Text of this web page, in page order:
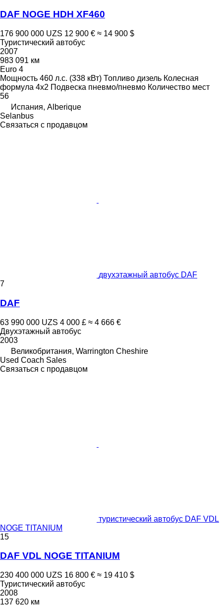
DAF NOGE HDH XF460
176 900 000 UZS 12 900 € ≈ 14 900 $
Туристический автобус
2007
983 091 км
Euro 4
Мощность 460 л.с. (338 кВт) Топливо дизель Колесная
формула 4x2 Подвеска пневмо/пневмо Количество мест
56
Испания, Alberique
Selanbus
Связаться с продавцом
двухэтажный автобус DAF
7
DAF
63 990 000 UZS 4 000 £ ≈ 4 666 €
Двухэтажный автобус
2003
Великобритания, Warrington Cheshire
Used Coach Sales
Связаться с продавцом
туристический автобус DAF VDL
NOGE TITANIUM
15
DAF VDL NOGE TITANIUM
230 400 000 UZS 16 800 € ≈ 19 410 $
Туристический автобус
2008
137 620 км